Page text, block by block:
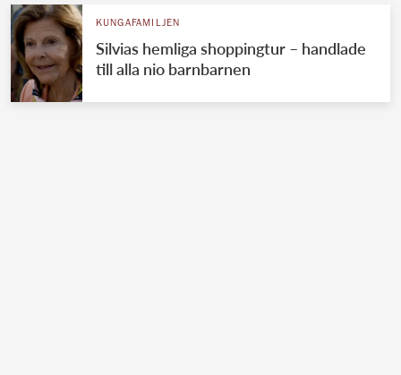
KUNGAFAMILJEN
Silvias hemliga shoppingtur – handlade
till alla nio barnbarnen